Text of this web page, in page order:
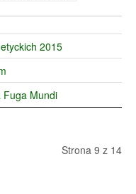
2015
Fuga Mundi
Strona 9 z 14